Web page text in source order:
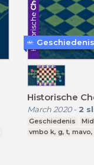
Historische
March 2020- 2
Geschiedenis
vmbo k, g, t,